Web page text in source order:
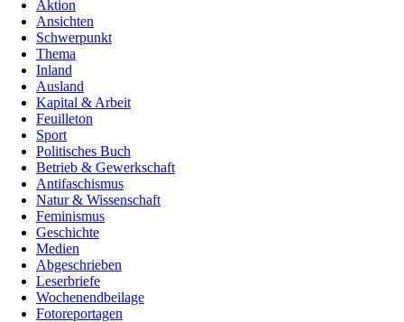
Aktion
Ansichten
Schwerpunkt
Thema
Inland
Ausland
Kapital & Arbeit
Feuilleton
Sport
Politisches Buch
Betrieb & Gewerkschaft
Antifaschismus
Natur & Wissenschaft
Feminismus
Geschichte
Medien
Abgeschrieben
Leserbriefe
Wochenendbeilage
Fotoreportagen